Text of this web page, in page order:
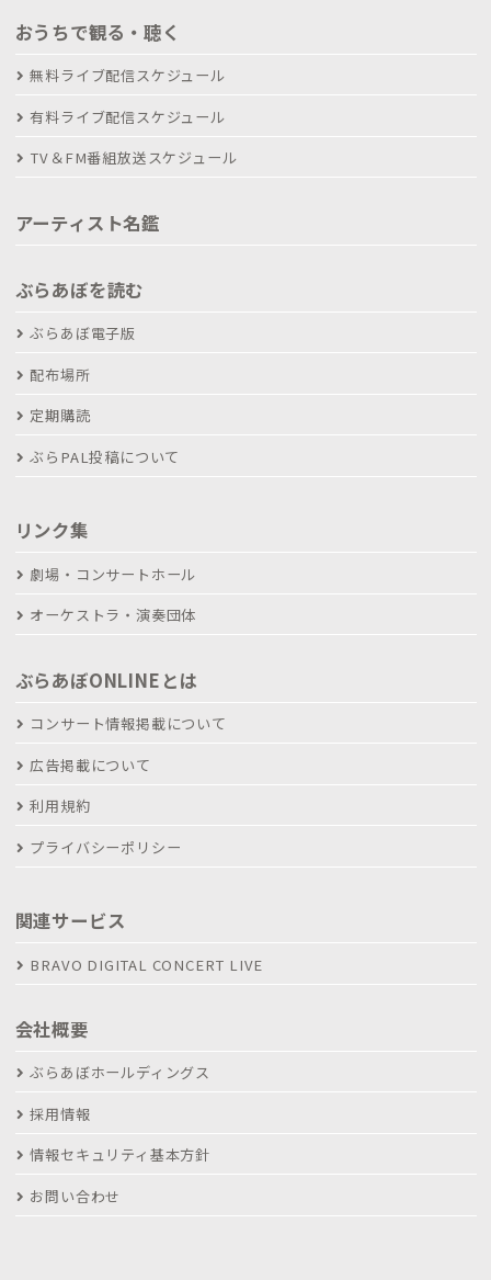
おうちで観る・聴く
無料ライブ配信スケジュール
有料ライブ配信スケジュール
TV＆FM番組放送スケジュール
アーティスト名鑑
ぶらあぼを読む
ぶらあぼ電子版
配布場所
定期購読
ぶらPAL投稿について
リンク集
劇場・コンサートホール
オーケストラ・演奏団体
ぶらあぼONLINEとは
コンサート情報掲載について
広告掲載について
利用規約
プライバシーポリシー
関連サービス
BRAVO DIGITAL CONCERT LIVE
会社概要
ぶらあぼホールディングス
採用情報
情報セキュリティ基本方針
お問い合わせ